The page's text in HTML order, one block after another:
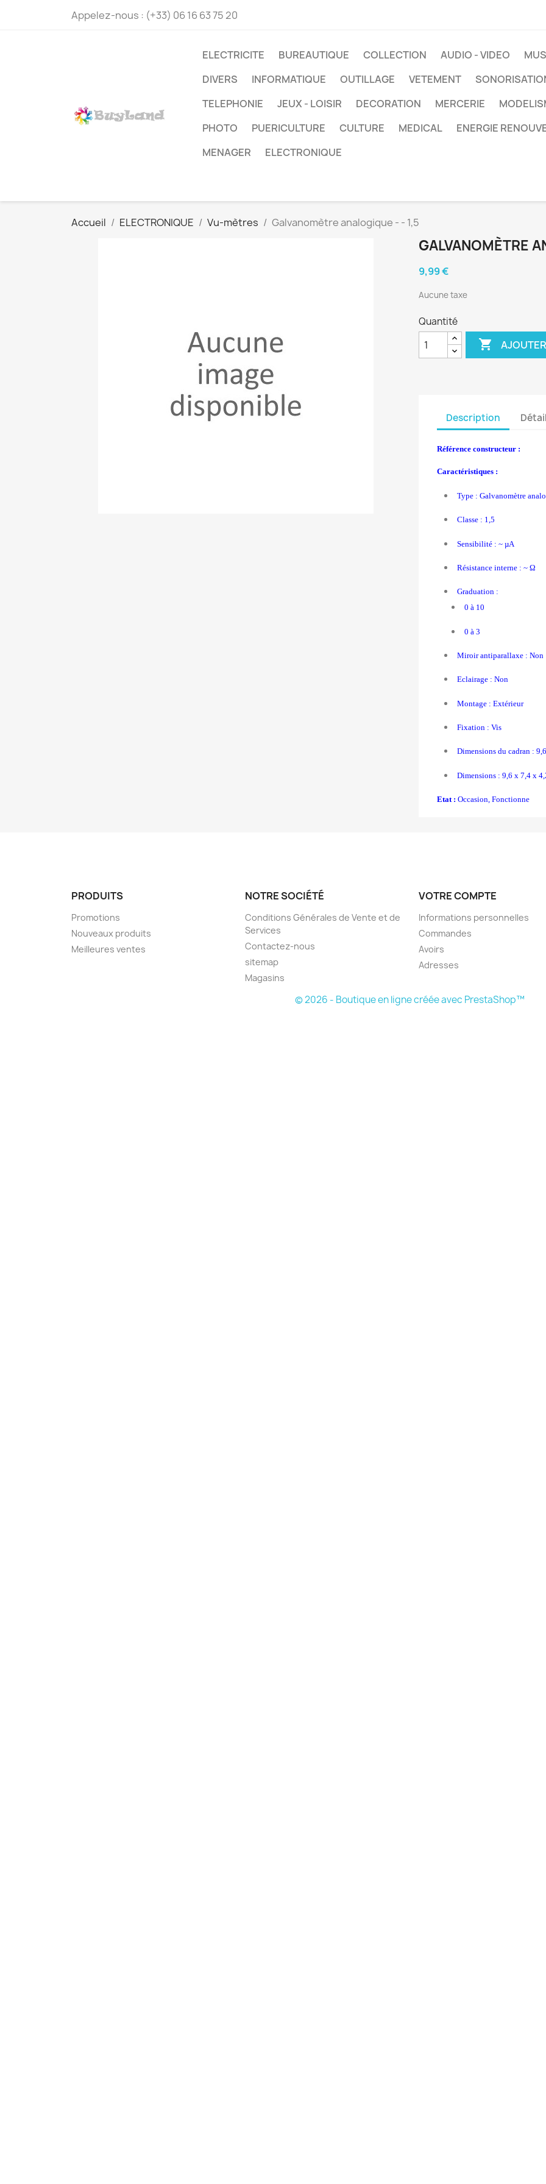
Appelez-nous : (+33) 06 16 63 75 20
ELECTRICITE BUREAUTIQUE COLLECTION AUDIO - VIDEO
DIVERS
INFORMATIQUE OUTILLAGE VETEMENT
TELEPHONIE
JEUX - LOISIR DECORATION MERCERIE
PHOTO
PUERICULTURE CULTURE MEDICAL ENERGIE
MENAGER
ELECTRONIQUE
Accueil ELECTRONIQUE Vu-mètres Galvanomètre analogique - - 1,5
GALVANOMÈTRE
9,99 €
Aucune taxe
Quantité

Description
Référence constructeur :
Caractéristiques :
Type : Galvanomètre
Classe : 1,5
Sensibilité : ~ µA
Résistance interne : ~ Ω
Graduation :
0 à 10
0 à 3
Miroir antiparallaxe : Non
Eclairage : Non
Montage : Extérieur
Fixation : Vis
Dimensions du cadran :
Dimensions : 9,6 x 7,4 x
Etat : Occasion, Fonctionne
PRODUITS
Promotions
Nouveaux produits
Meilleures ventes
NOTRE SOCIÉTÉ
Conditions Générales de Vente et de
Services
Contactez-nous
sitemap
Magasins
VOTRE COMPTE
Informations personnelles
Commandes
Avoirs
Adresses
© 2026 - Boutique en ligne créée avec PrestaShop™